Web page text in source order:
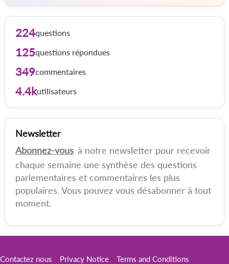
224questions
125questions répondues
349commentaires
4.4kutilisateurs
Newsletter
Abonnez-vous à notre newsletter pour recevoir
chaque semaine une synthèse des questions
parlementaires et commentaires les plus
populaires. Vous pouvez vous désabonner à tout
moment.
Contactez nous Privacy Notice Terms and Conditions